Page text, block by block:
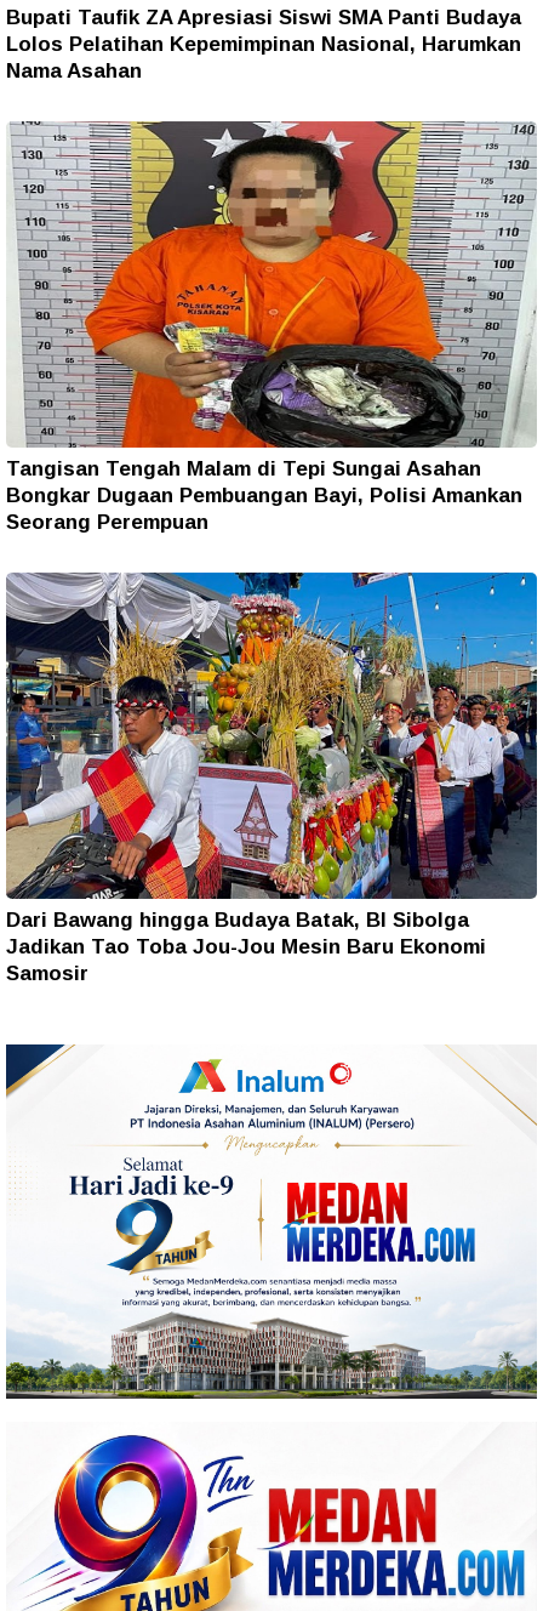
Bupati Taufik ZA Apresiasi Siswi SMA Panti Budaya
Lolos Pelatihan Kepemimpinan Nasional, Harumkan
Nama Asahan
Tangisan Tengah Malam di Tepi Sungai Asahan
Bongkar Dugaan Pembuangan Bayi, Polisi Amankan
Seorang Perempuan
Dari Bawang hingga Budaya Batak, BI Sibolga
Jadikan Tao Toba Jou-Jou Mesin Baru Ekonomi
Samosir